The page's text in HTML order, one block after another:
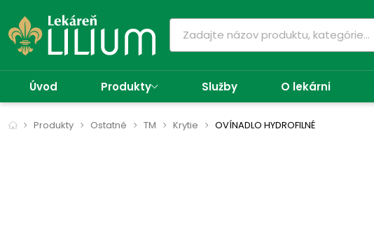
Úvod Produkty Služby O lekárni
Produkty Ostatné TM Krytie OVÍNADLO HYDROFILNÉ